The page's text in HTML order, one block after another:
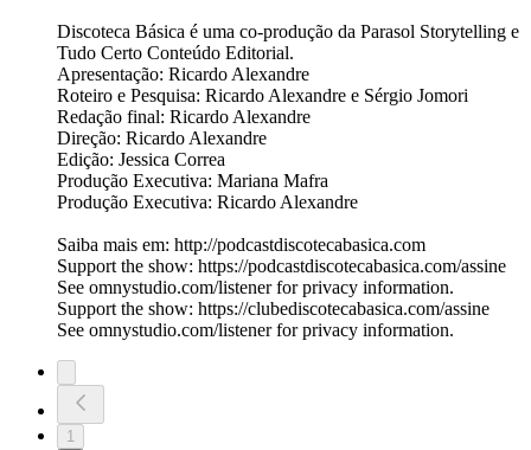
Discoteca Básica é uma co-produção da Parasol Storytelling e
Tudo Certo Conteúdo Editorial.
Apresentação: Ricardo Alexandre
Roteiro e Pesquisa: Ricardo Alexandre e Sérgio Jomori
Redação final: Ricardo Alexandre
Direção: Ricardo Alexandre
Edição: Jessica Correa
Produção Executiva: Mariana Mafra
Produção Executiva: Ricardo Alexandre
Saiba mais em: http://podcastdiscotecabasica.com
Support the show: https://podcastdiscotecabasica.com/assine
See omnystudio.com/listener for privacy information.
Support the show: https://clubediscotecabasica.com/assine
See omnystudio.com/listener for privacy information.
1